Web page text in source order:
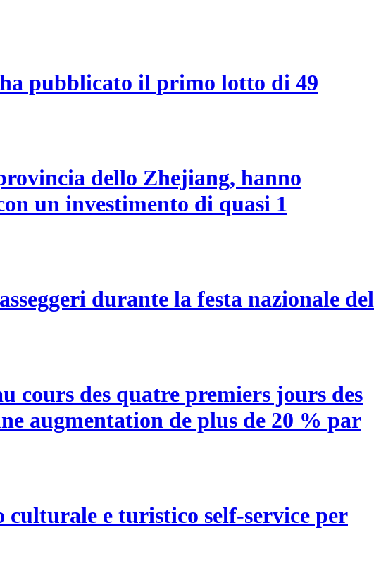
pubblicato il primo lotto di 49
dello Zhejiang, hanno
un investimento di quasi 1
durante la festa nazionale del
cours des quatre premiers jours des
augmentation de plus de 20 % par
culturale e turistico self-service per